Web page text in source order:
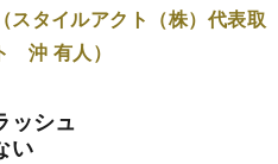
スタイルアクト（株）代表取
沖 有人）
ッシュ
い